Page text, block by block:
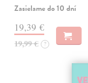
Zasielame do 10 dní
19,39 €
19,99 € ?